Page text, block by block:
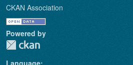
CKAN Association
Powered by
Language